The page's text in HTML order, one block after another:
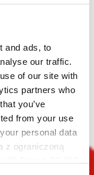
and ads, to
our traffic.
of our site with
partners who
you’ve
from your use
personal data
z ograniczoną